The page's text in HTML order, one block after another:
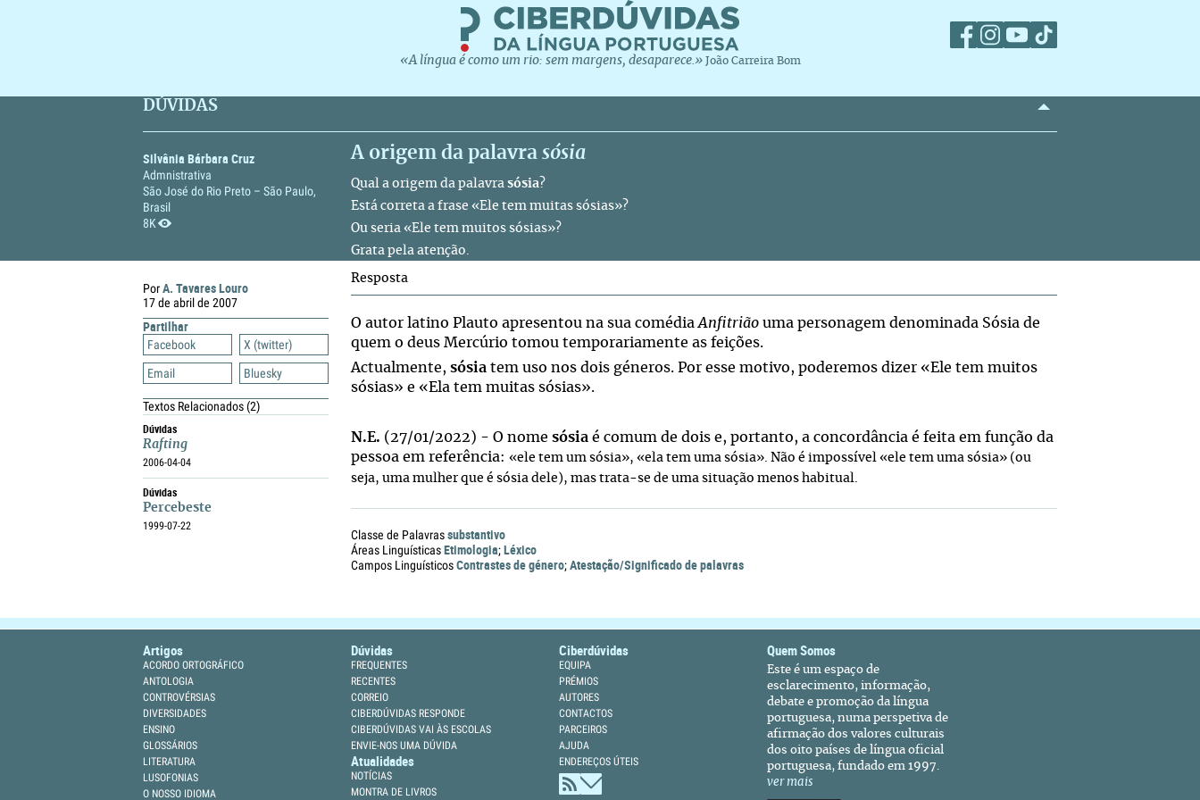
«A língua é como um rio: sem margens, desaparece.» João Carreira Bom
DÚVIDAS
Silvânia Bárbara Cruz
Admnistrativa
São José do Rio Preto – São Paulo,
Brasil
8K
A origem da palavra sósia
Qual a origem da palavra sósia?
Está correta a frase «Ele tem muitas sósias»?
Ou seria «Ele tem muitos sósias»?
Grata pela atenção.
PorA. Tavares Louro
17 de abril de 2007
Partilhar
Facebook
X (twitter)
Email
Bluesky
Textos Relacionados(2)
Dúvidas
Rafting
2006-04-04
Dúvidas
Percebeste
1999-07-22
Resposta
O autor latino Plauto apresentou na sua comédia Anfitrião uma personagem denominada Sósia de
quem o deus Mercúrio tomou temporariamente as feições.
Actualmente, sósia tem uso nos dois géneros. Por esse motivo, poderemos dizer «Ele tem muitos
sósias» e «Ela tem muitas sósias».
N.E. (27/01/2022) - O nome sósia é comum de dois e, portanto, a concordância é feita em função da
pessoa em referência: «ele tem um sósia», «ela tem uma sósia». Não é impossível «ele tem uma sósia» (ou
seja, uma mulher que é sósia dele), mas trata-se de uma situação menos habitual.
Classe de Palavrassubstantivo
Áreas LinguísticasEtimologia;Léxico
Campos LinguísticosContrastes de género;Atestação/Significado de palavras
Artigos
ACORDO ORTOGRÁFICO
ANTOLOGIA
CONTROVÉRSIAS
DIVERSIDADES
ENSINO
GLOSSÁRIOS
LITERATURA
LUSOFONIAS
O NOSSO IDIOMA
Dúvidas
FREQUENTES
RECENTES
CORREIO
CIBERDÚVIDAS RESPONDE
CIBERDÚVIDAS VAI ÀS ESCOLAS
ENVIE-NOS UMA DÚVIDA
Atualidades
NOTÍCIAS
MONTRA DE LIVROS
Ciberdúvidas
EQUIPA
PRÉMIOS
AUTORES
CONTACTOS
PARCEIROS
AJUDA
ENDEREÇOS ÚTEIS
Quem Somos
Este é um espaço de
esclarecimento, informação,
debate e promoção da língua
portuguesa, numa perspetiva de
afirmação dos valores culturais
dos oito países de língua oficial
portuguesa, fundado em 1997.
ver mais